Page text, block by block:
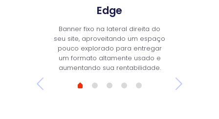
Edge
Banner fixo na lateral direita do
seu site, aproveitando um espaço
pouco explorado para entregar
um formato altamente usado e
aumentando sua rentabilidade.